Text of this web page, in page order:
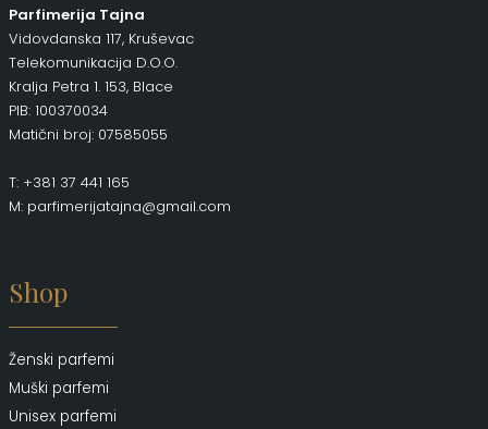
Parfimerija Tajna
Vidovdanska 117, Kruševac
Telekomunikacija D.O.O.
Kralja Petra 1. 153, Blace
PIB: 100370034
Matični broj: 07585055
T: +381 37 441 165
M: parfimerijatajna@gmail.com
Shop
Ženski parfemi
Muški parfemi
Unisex parfemi